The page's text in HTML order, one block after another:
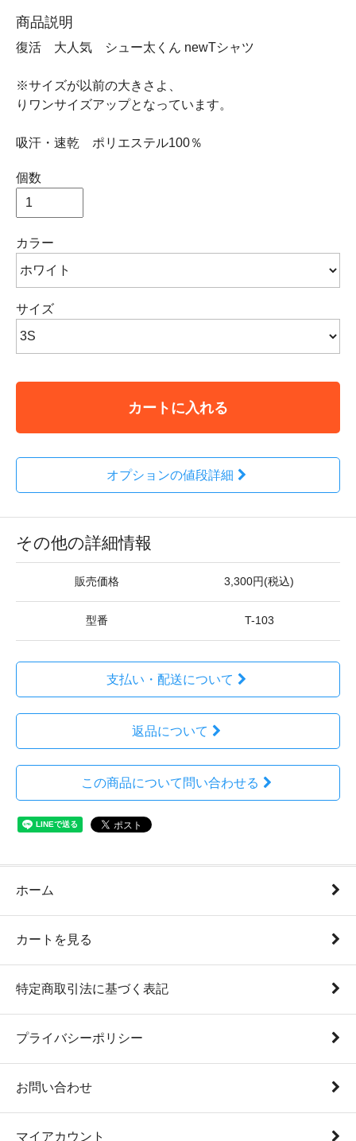
商品説明
復活 大人気 シュー太くん newTシャツ
※サイズが以前の大きさよ、
りワンサイズアップとなっています。
吸汗・速乾 ポリエステル100％
個数
カラー
サイズ
カートに入れる
オプションの値段詳細
その他の詳細情報
販売価格 3,300円(税込)
型番 T-103
支払い・配送について
返品について
この商品について問い合わせる
ホーム
カートを見る
特定商取引法に基づく表記
プライバシーポリシー
お問い合わせ
マイアカウント